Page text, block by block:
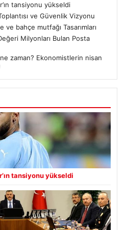
tansiyonu yükseldi
ve Güvenlik Vizyonu
ve bahçe mutfağı Tasarımları
Milyonları Bulan Posta
zaman? Ekonomistlerin nisan
tansiyonu yükseldi